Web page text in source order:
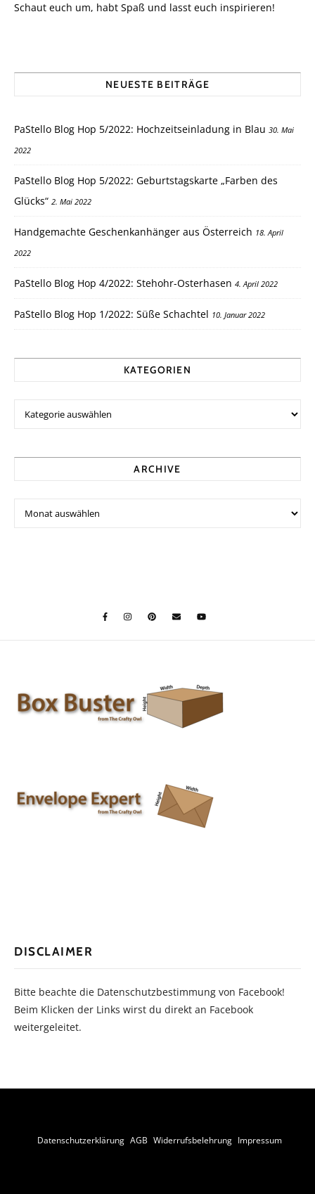
Schaut euch um, habt Spaß und lasst euch inspirieren!
NEUESTE BEITRÄGE
PaStello Blog Hop 5/2022: Hochzeitseinladung in Blau 30. Mai
2022
PaStello Blog Hop 5/2022: Geburtstagskarte „Farben des
Glücks“ 2. Mai 2022
Handgemachte Geschenkanhänger aus Österreich 18. April
2022
PaStello Blog Hop 4/2022: Stehohr-Osterhasen 4. April 2022
PaStello Blog Hop 1/2022: Süße Schachtel 10. Januar 2022
KATEGORIEN
ARCHIVE
DISCLAIMER
Bitte beachte die Datenschutzbestimmung von Facebook!
Beim Klicken der Links wirst du direkt an Facebook
weitergeleitet.
Datenschutzerklärung AGB Widerrufsbelehrung Impressum